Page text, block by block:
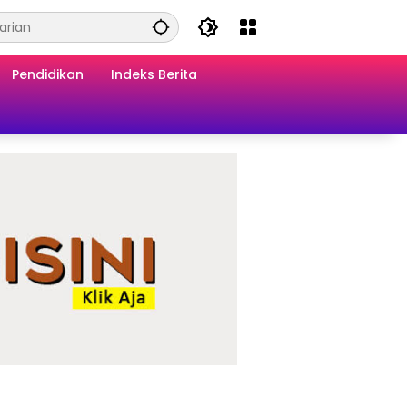
Pendidikan Indeks Berita